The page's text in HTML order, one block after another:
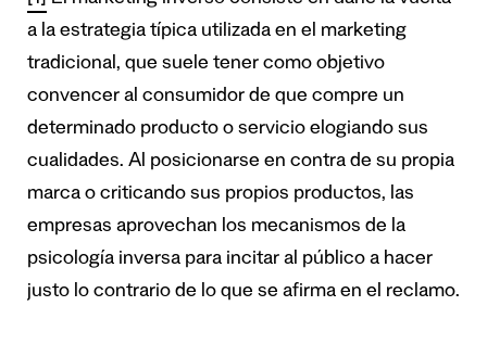
a la estrategia típica utilizada en el marketing
tradicional, que suele tener como objetivo
convencer al consumidor de que compre un
determinado producto o servicio elogiando sus
cualidades. Al posicionarse en contra de su propia
marca o criticando sus propios productos, las
empresas aprovechan los mecanismos de la
psicología inversa para incitar al público a hacer
justo lo contrario de lo que se afirma en el reclamo.